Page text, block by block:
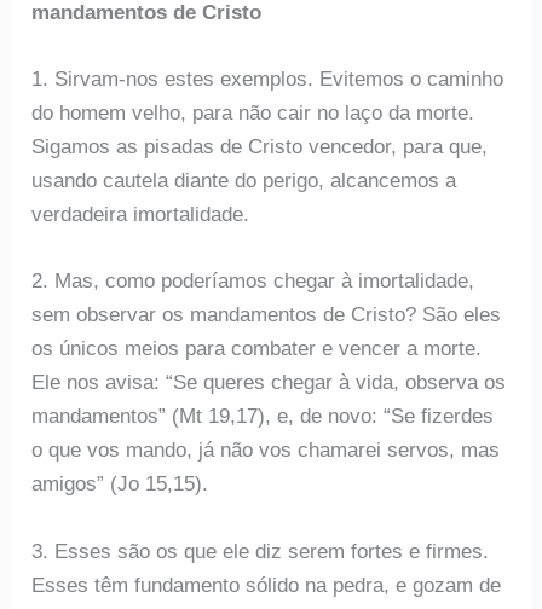
mandamentos de Cristo
1. Sirvam-nos estes exemplos. Evitemos o caminho
do homem velho, para não cair no laço da morte.
Sigamos as pisadas de Cristo vencedor, para que,
usando cautela diante do perigo, alcancemos a
verdadeira imortalidade.
2. Mas, como poderíamos chegar à imortalidade,
sem observar os mandamentos de Cristo? São eles
os únicos meios para combater e vencer a morte.
Ele nos avisa: “Se queres chegar à vida, observa os
mandamentos” (Mt 19,17), e, de novo: “Se fizerdes
o que vos mando, já não vos chamarei servos, mas
amigos” (Jo 15,15).
3. Esses são os que ele diz serem fortes e firmes.
Esses têm fundamento sólido na pedra, e gozam de